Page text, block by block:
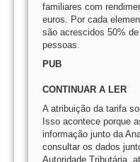
familiares com
euros. Por cada
são acrescidos 50%
pessoas.
PUB
CONTINUAR A LER
A atribuição da tarifa
Isso acontece porque
informação junto da
consultar os dados
Autoridade Tributária,